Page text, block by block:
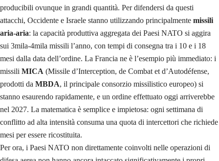
producibili ovunque in grandi quantità. Per difendersi da questi
attacchi, Occidente e Israele stanno utilizzando principalmente missili
aria-aria: la capacità produttiva aggregata dei Paesi NATO si aggira
sui 3mila-4mila missili l’anno, con tempi di consegna tra i 10 e i 18
mesi dalla data dell’ordine. La Francia ne è l’esempio più immediato: i
missili MICA (Missile d’Interception, de Combat et d’Autodéfense,
prodotti da MBDA, il principale consorzio missilistico europeo) si
stanno esaurendo rapidamente, e un ordine effettuato oggi arriverebbe
nel 2027. La matematica è semplice e impietosa: ogni settimana di
conflitto ad alta intensità consuma una quota di intercettori che richiede
mesi per essere ricostituita.
Per ora, i Paesi NATO non direttamente coinvolti nelle operazioni di